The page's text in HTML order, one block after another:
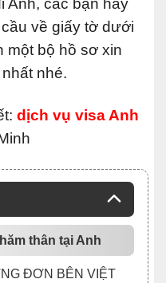
về giấy tờ dưới
một bộ hồ sơ xin
nhé.
dịch vụ visa Anh
thân tại Anh
ĐƠN BÊN VIỆT